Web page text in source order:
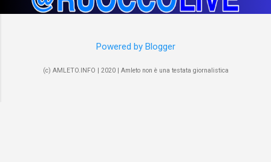
Powered by Blogger
(c) AMLETO.INFO | 2020 | Amleto non è una testata giornalistica